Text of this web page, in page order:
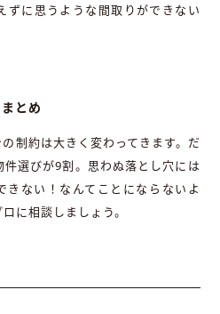
ずに思うような間取りができない
まとめ
制約は大きく変わってきます。だ
選びが9割。思わぬ落とし穴には
きない！なんてことにならないよ
に相談しましょう。